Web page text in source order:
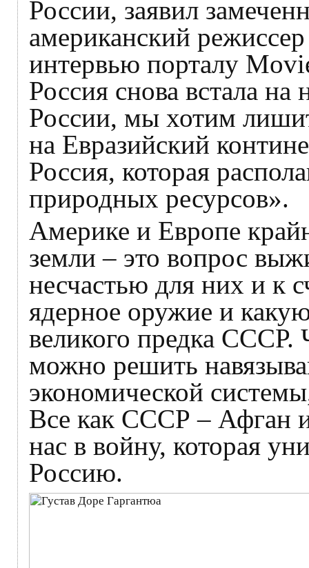
России, заявил
американский
интервью порталу
Россия снова встала
России, мы хотим
на Евразийский
Россия, которая
природных ресурсов».
Америке и Европе
земли – это вопрос
несчастью для них и к
ядерное оружие и
великого предка СССР.
можно решить
экономической
Все как СССР – Афган
нас в войну, которая
Россию.